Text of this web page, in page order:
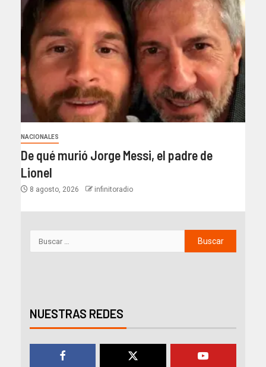
NACIONALES
De qué murió Jorge Messi, el padre de
Lionel
8 agosto, 2026 infinitoradio
NUESTRAS REDES